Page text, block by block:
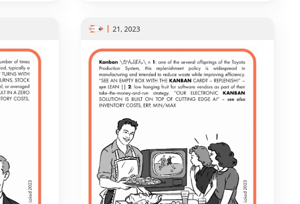
21, 2023